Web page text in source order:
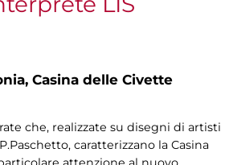
Casina delle Civette
che, realizzate su disegni di artisti
caratterizzano la Casina